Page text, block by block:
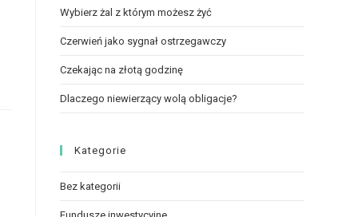
Wybierz żal z którym możesz żyć
Czerwień jako sygnał ostrzegawczy
Czekając na złotą godzinę
Dlaczego niewierzący wolą obligacje?
Kategorie
Bez kategorii